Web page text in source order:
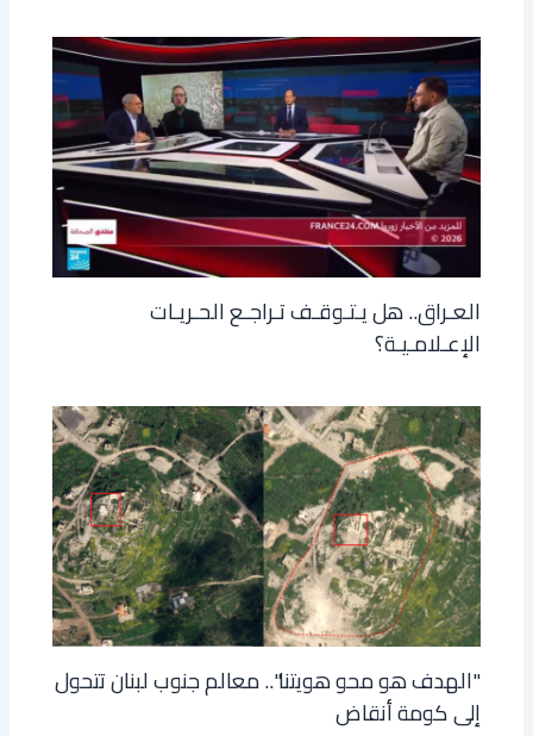
العـراق.. هل يـتـوقـف تـراجـع الحـريـات
الإعـلامـيـة؟
"الهدف هو محو هويتنا".. معالم جنوب لبنان تتحول
إلى كومة أنقاض